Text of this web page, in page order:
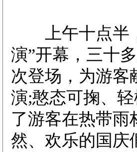
上午十点半，
演”开幕，三十
次登场，为游客
演;憨态可掬、
了游客在热带雨
然、欢乐的国庆